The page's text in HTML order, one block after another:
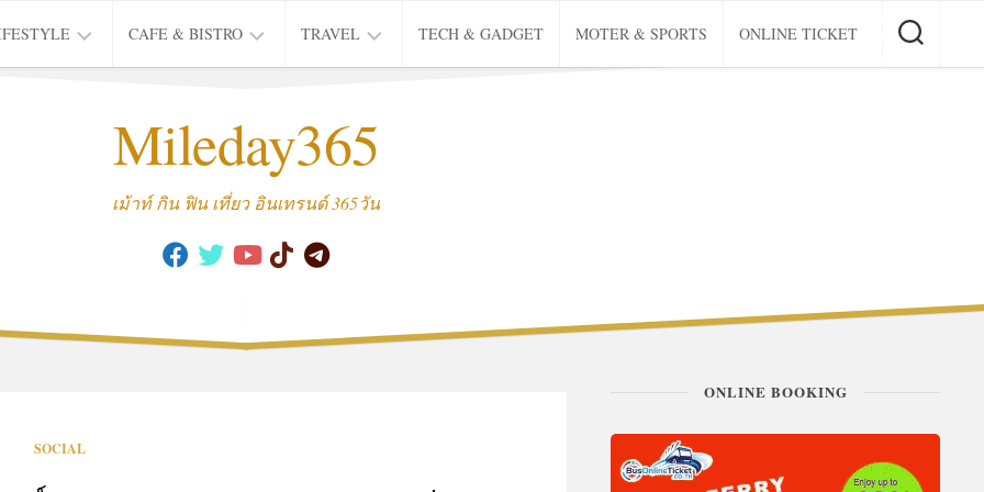
MOVIE
CAFE & BISTRO
CAFE
TRAVEL
THAI
TRIP
TECH & GADGET MOTER & SPORTS ONLINE TICKET
Mileday365
เม้าท์ กิน ฟิน เที่ยว อินเทรนด์ 365วัน
SOCIAL
ONLINE BOOKING